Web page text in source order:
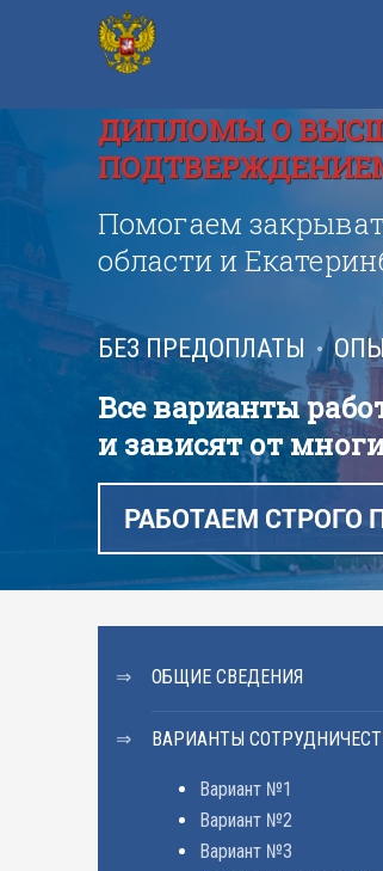
ДИПЛОМЫ О
Помогаем
области и
БЕЗ ПРЕДОПЛАТЫ
Все варианты
и зависят от
РАБОТАЕМ СТРОГО
ОБЩИЕ СВЕДЕНИЯ
ВАРИАНТЫ
Вариант №1
Вариант №2
Вариант №3